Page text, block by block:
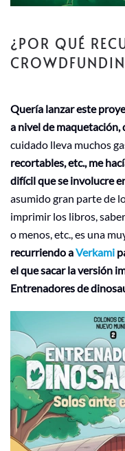
¿POR QUÉ
Quería lanzar este
a nivel de maquetación,
cuidado lleva muchos
recortables, etc., me
difícil que se involucre
asumido gran parte de
imprimir los libros,
o menos, etc., es una
recurriendo aVerkami
el que sacar la versión
Entrenadores de